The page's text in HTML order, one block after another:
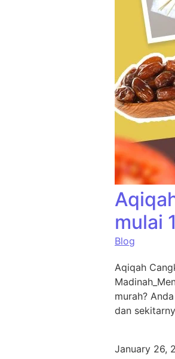
mulai
Blog
Aqiqah
murah?
dan
January 26,